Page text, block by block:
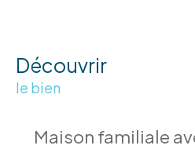
découvrir
le bien
Maison familiale